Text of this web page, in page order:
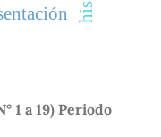
1 a 19) Periodo